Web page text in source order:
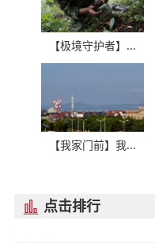
【极境守护者】...
【我家门前】我...
 点击排行